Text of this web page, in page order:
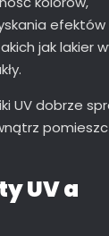
efektów
jak lakier
UV dobrze
UV a